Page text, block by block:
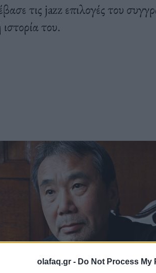
olafaq.gr - Do Not Process
τις jazz επιλογές του
του.